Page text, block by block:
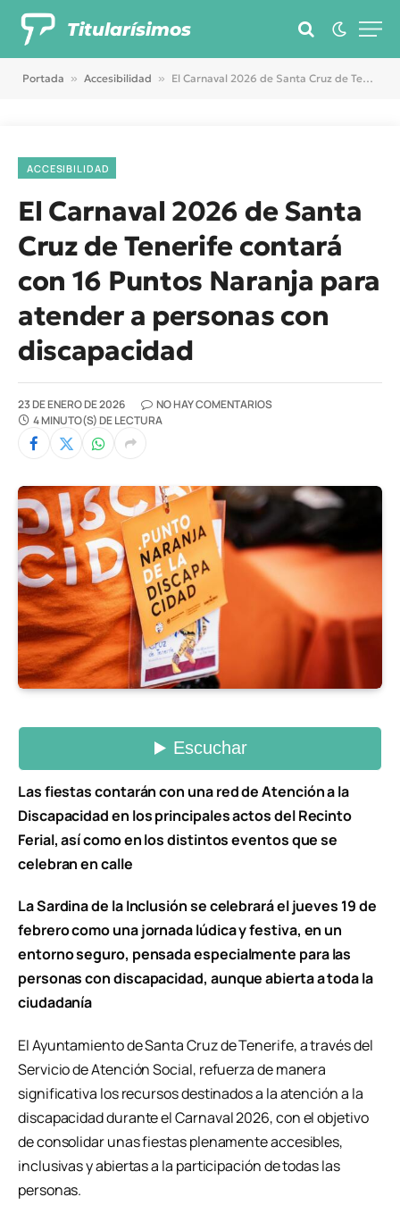
Titularísimos
Portada » Accesibilidad » El Carnaval 2026 de Santa Cruz de Tenerife contará con 16 Puntos Naranja para atender a personas con discapacidad
ACCESIBILIDAD
El Carnaval 2026 de Santa
Cruz de Tenerife contará
con 16 Puntos Naranja para
atender a personas con
discapacidad
23 DE ENERO DE 2026
NO HAY COMENTARIOS
4 MINUTO(S) DE LECTURA
Las fiestas contarán con una red de Atención a la
Discapacidad en los principales actos del Recinto
Ferial, así como en los distintos eventos que se
celebran en calle
La Sardina de la Inclusión se celebrará el jueves 19 de
febrero como una jornada lúdica y festiva, en un
entorno seguro, pensada especialmente para las
personas con discapacidad, aunque abierta a toda la
ciudadanía
El Ayuntamiento de Santa Cruz de Tenerife, a través del
Servicio de Atención Social, refuerza de manera
significativa los recursos destinados a la atención a la
discapacidad durante el Carnaval 2026, con el objetivo
de consolidar unas fiestas plenamente accesibles,
inclusivas y abiertas a la participación de todas las
personas.